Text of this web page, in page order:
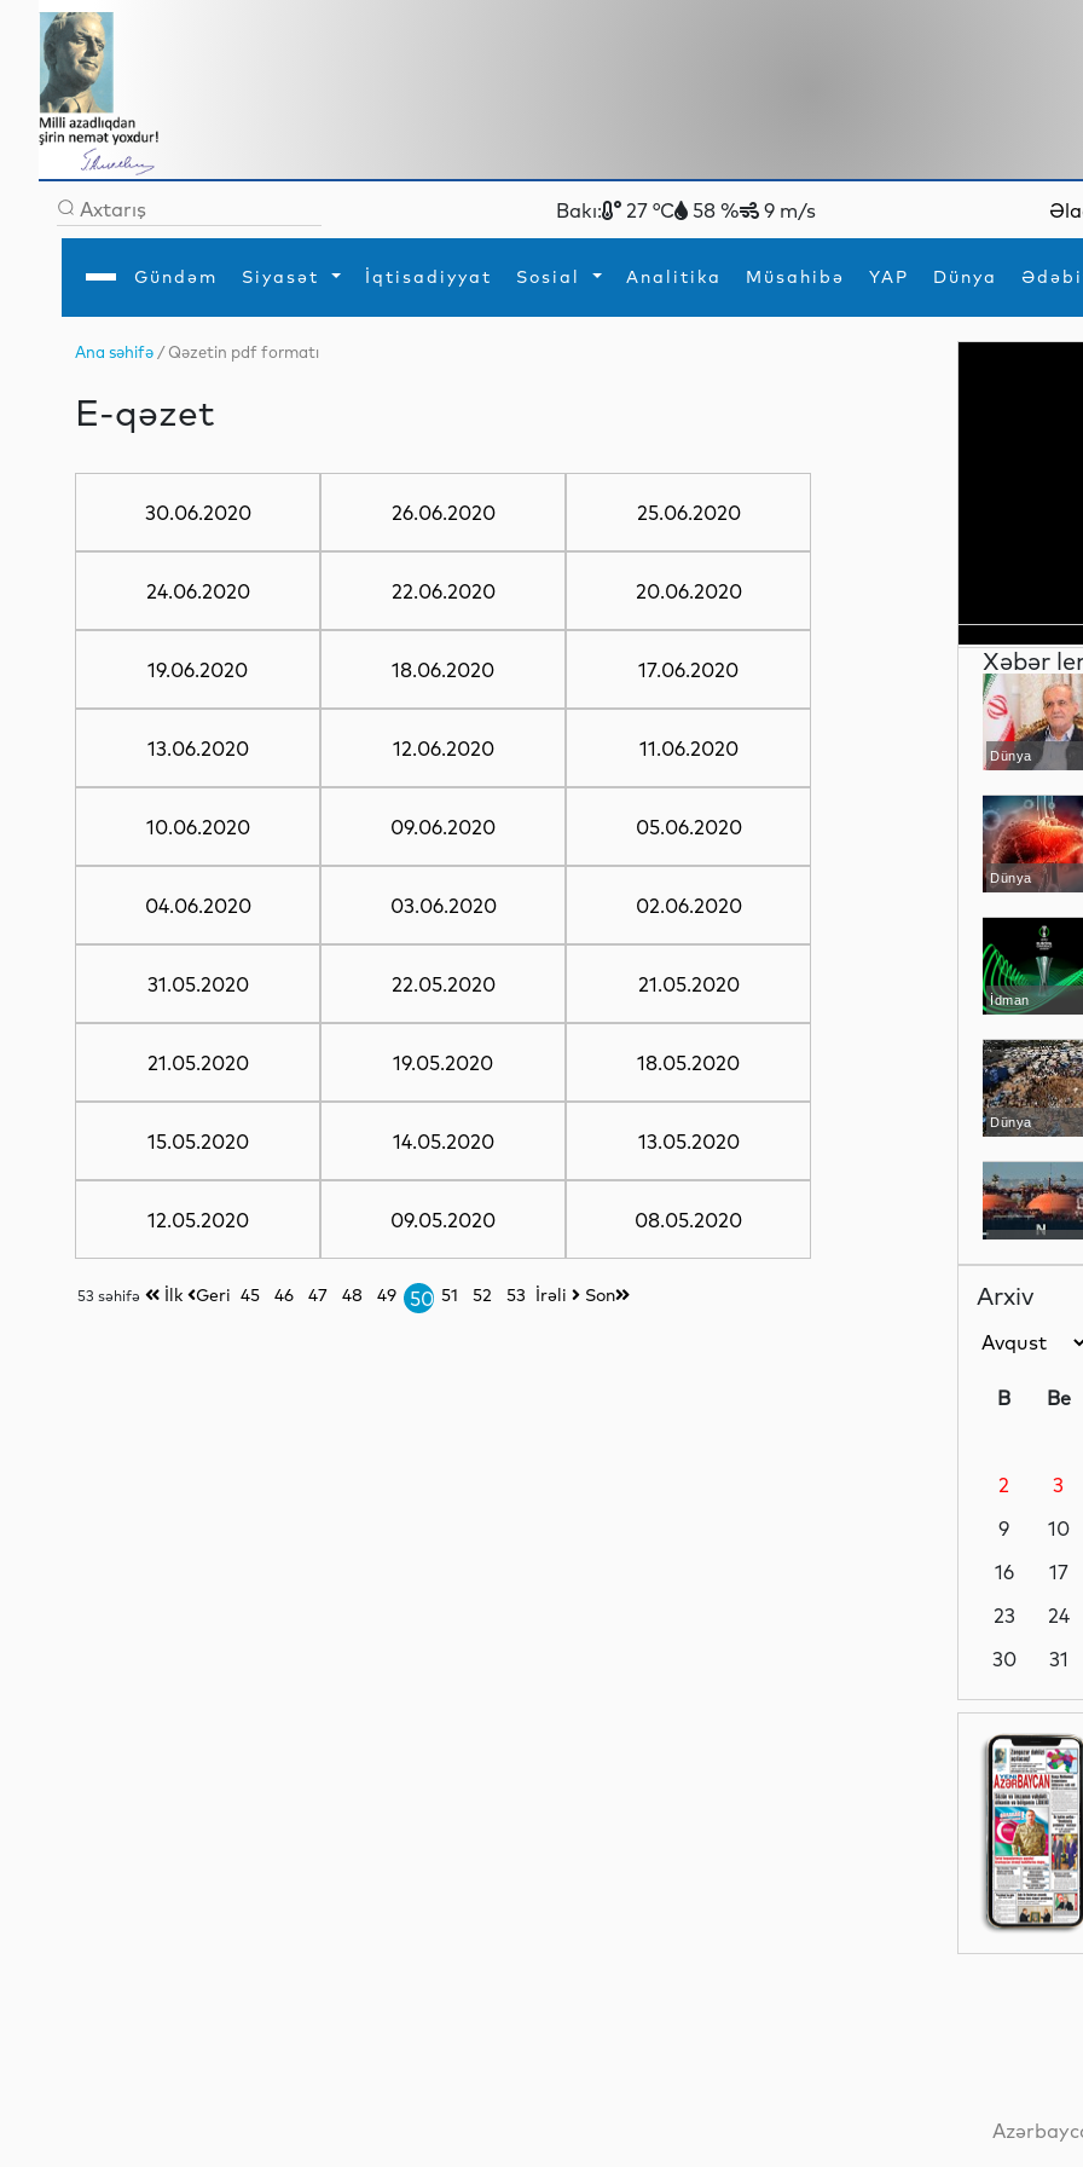
Bakı: 27 °C 58 % 9 m/s
Gündəm Siyasət İqtisadiyyat Sosial Analitika Müsahibə YAP Dünya
Gündəm
İqtisadiyyat
Mədəniyyət
MEDİA
Diaspor
Ana səhifə / Qəzetin pdf formatı
E-qəzet
30.06.2020 26.06.2020 25.06.2020
24.06.2020 22.06.2020 20.06.2020
19.06.2020 18.06.2020 17.06.2020
13.06.2020 12.06.2020 11.06.2020
10.06.2020 09.06.2020 05.06.2020
04.06.2020 03.06.2020 02.06.2020
31.05.2020 22.05.2020 21.05.2020
21.05.2020 19.05.2020 18.05.2020
15.05.2020 14.05.2020 13.05.2020
12.05.2020 09.05.2020 08.05.2020
53 səhifə İlk Geri 45 46 47 48 49 50 51 52 53 İrəli Son
Xəbər
Dünya
Dünya
İdman
Dünya
Dünya
Dünya
Siyasət
Siyasət
Dünya
Arxiv
B Be
2
3
9
10
16
17
23
24
30
31